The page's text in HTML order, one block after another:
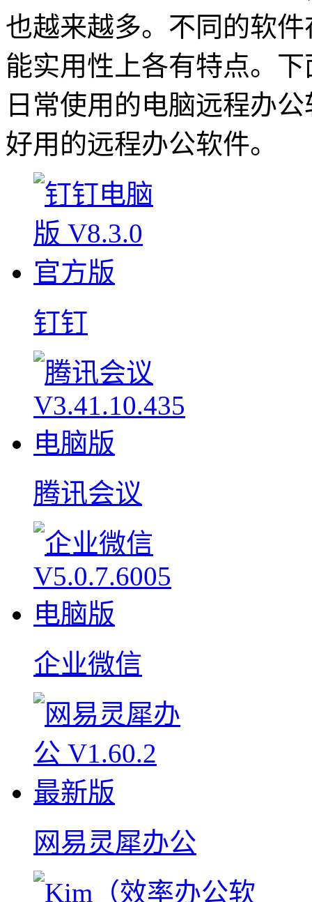
也越来越多。不同的软
能实用性上各有特点。
日常使用的电脑远程办
好用的远程办公软件。
钉钉
腾讯会议
企业微信
网易灵犀办公